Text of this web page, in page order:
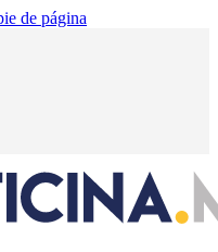
de página